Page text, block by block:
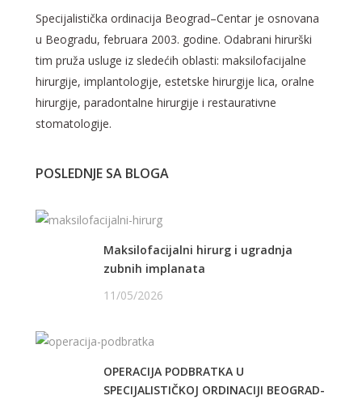
Specijalistička ordinacija Beograd–Centar je osnovana
u Beogradu, februara 2003. godine. Odabrani hirurški
tim pruža usluge iz sledećih oblasti: maksilofacijalne
hirurgije, implantologije, estetske hirurgije lica, oralne
hirurgije, paradontalne hirurgije i restaurativne
stomatologije.
POSLEDNJE SA BLOGA
Maksilofacijalni hirurg i ugradnja
zubnih implanata
11/05/2026
OPERACIJA PODBRATKA U
SPECIJALISTIČKOJ ORDINACIJI BEOGRAD-